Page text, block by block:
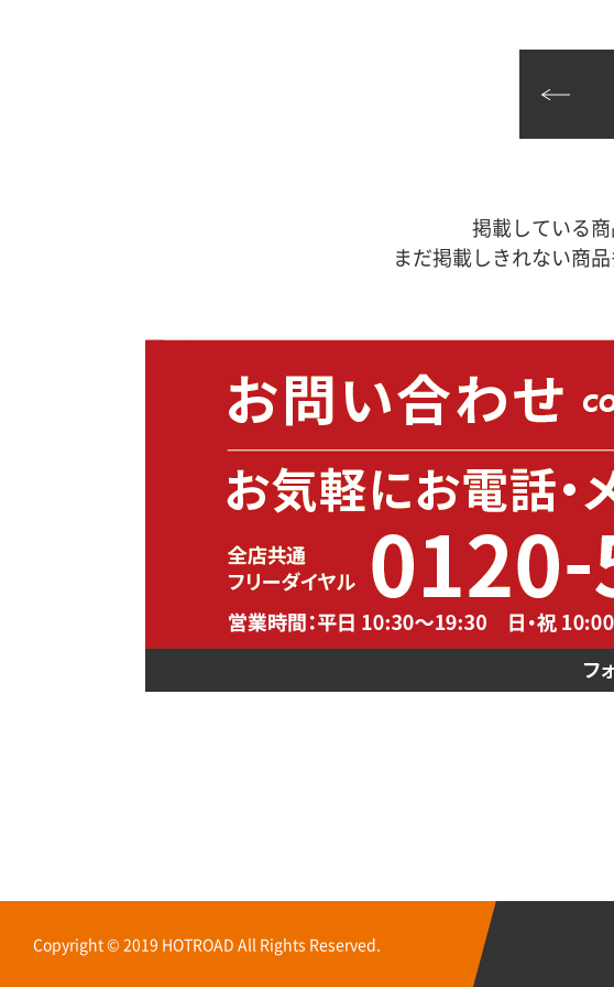
掲載している
まだ掲載しきれない商
Copyright © 2019 HOTROAD All Rights Reserved.